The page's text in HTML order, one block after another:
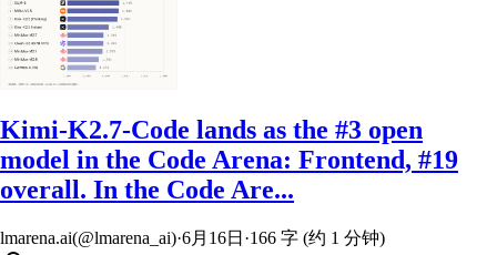
Kimi-K2.7-Code lands as the #3 open
model in the Code Arena: Frontend, #19
overall. In the Code Are...
lmarena.ai(@lmarena_ai)·6月16日 ·166 字 (约 1 分钟)